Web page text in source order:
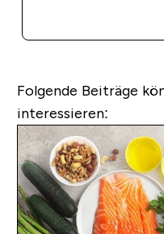
Folgende Beiträge
interessieren: